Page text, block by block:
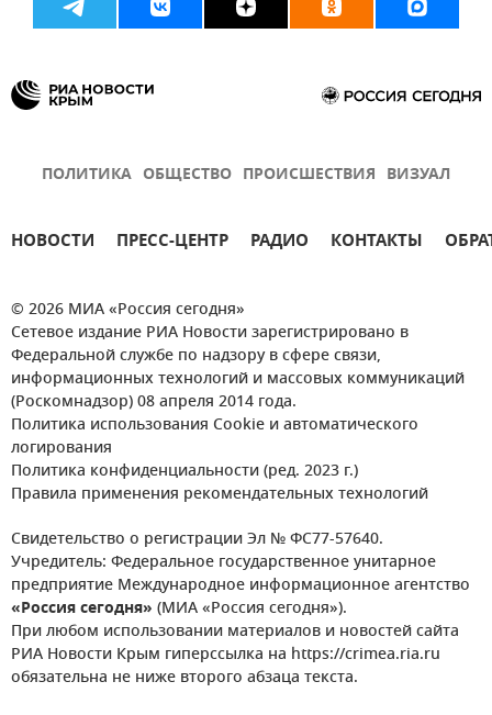
ПОЛИТИКА ОБЩЕСТВО ПРОИСШЕСТВИЯ ВИЗУАЛ
НОВОСТИ ПРЕСС-ЦЕНТР РАДИО КОНТАКТЫ
© 2026 МИА «Россия сегодня»
Сетевое издание РИА Новости зарегистрировано в
Федеральной службе по надзору в сфере связи,
информационных технологий и массовых коммуникаций
(Роскомнадзор) 08 апреля 2014 года.
Политика использования Cookie и автоматического
логирования
Политика конфиденциальности (ред. 2023 г.)
Правила применения рекомендательных технологий
Свидетельство о регистрации Эл № ФС77-57640.
Учредитель: Федеральное государственное унитарное
предприятие Международное информационное агентство
«Россия сегодня» (МИА «Россия сегодня»).
При любом использовании материалов и новостей сайта
РИА Новости Крым гиперссылка на https://crimea.ria.ru
обязательна не ниже второго абзаца текста.